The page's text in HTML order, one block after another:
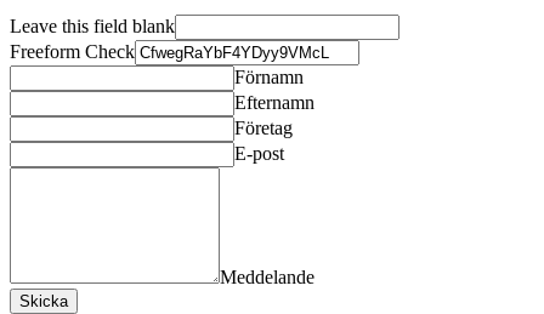
Leave this field blank
Freeform Check
Förnamn
Efternamn
Företag
E-post
Meddelande
Skicka